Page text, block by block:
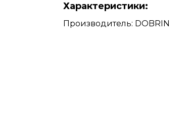
Характеристики:
Производитель: DOBRIN